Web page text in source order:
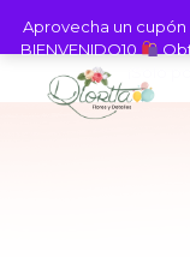
Aprovecha un
BIENVENIDO10